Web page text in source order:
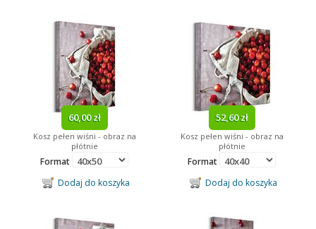
60,00 zł
Kosz pełen wiśni - obraz na
płótnie
Format
Dodaj do koszyka
52,60 zł
Kosz pełen wiśni - obraz na
płótnie
Format
Dodaj do koszyka